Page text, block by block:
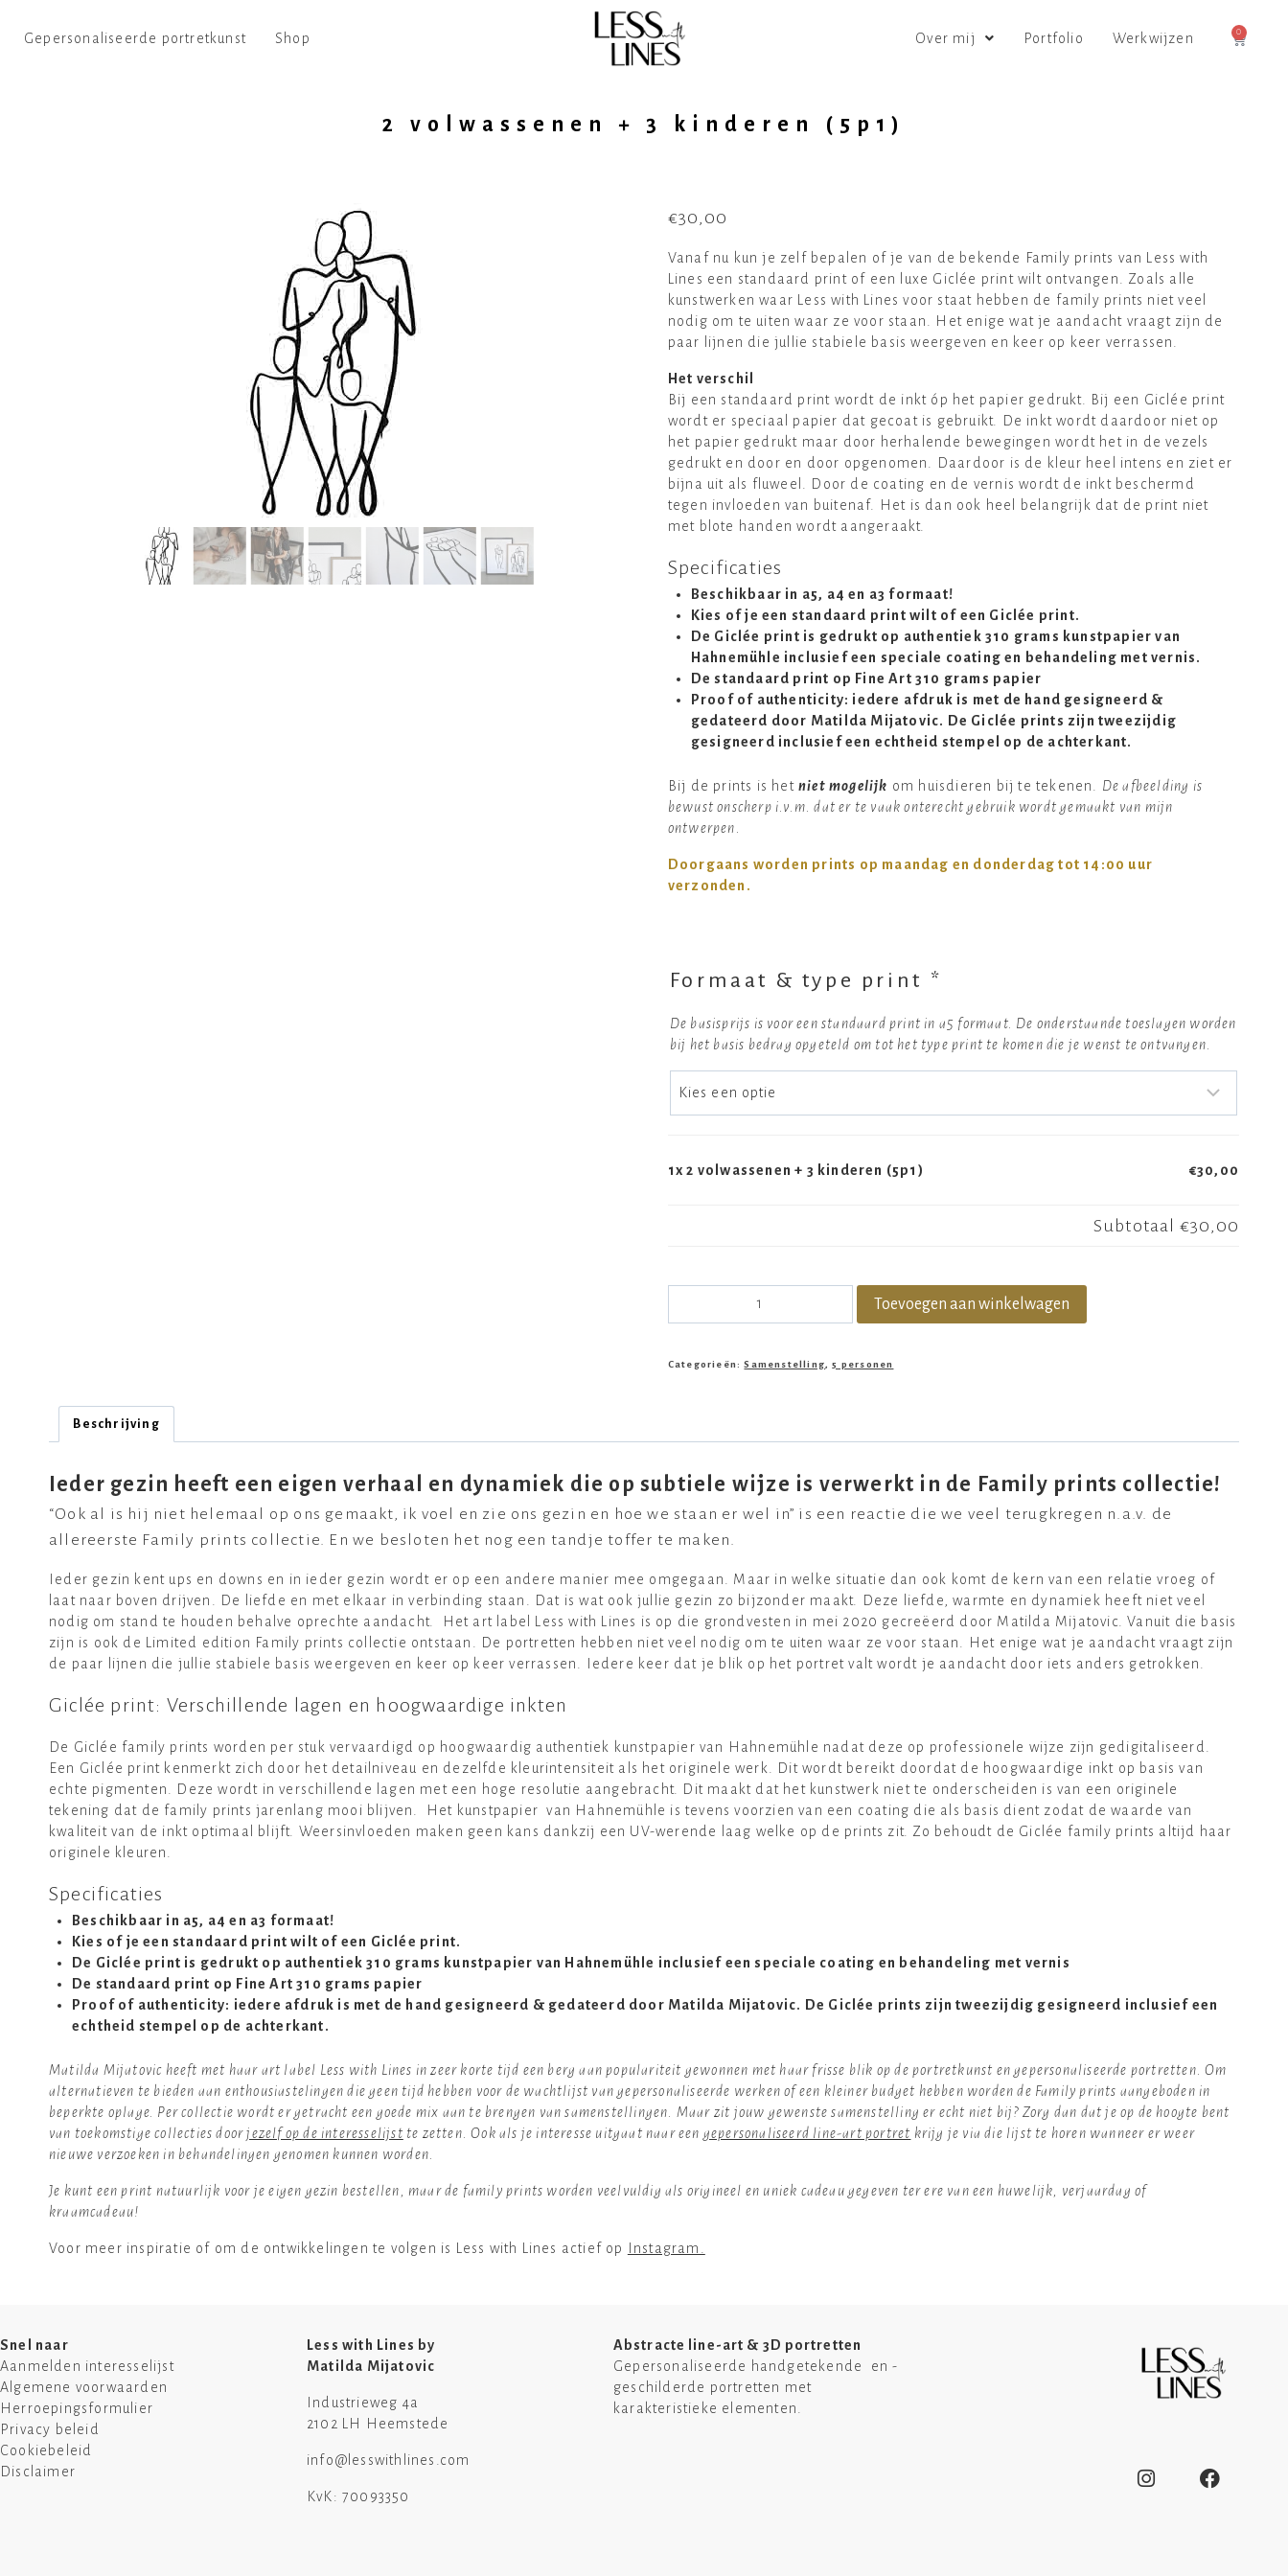
Gepersonaliseerde portretkunst Shop Over mij Portfolio Werkwijzen 0
2 volwassenen + 3 kinderen (5p1)
€30,00
Vanaf nu kun je zelf bepalen of je van de bekende Family prints van Less with
Lines een standaard print of een luxe Giclée print wilt ontvangen. Zoals alle
kunstwerken waar Less with Lines voor staat hebben de family prints niet veel
nodig om te uiten waar ze voor staan. Het enige wat je aandacht vraagt zijn de
paar lijnen die jullie stabiele basis weergeven en keer op keer verrassen.
Het verschil
Bij een standaard print wordt de inkt óp het papier gedrukt. Bij een Giclée print
wordt er speciaal papier dat gecoat is gebruikt. De inkt wordt daardoor niet op
het papier gedrukt maar door herhalende bewegingen wordt het in de vezels
gedrukt en door en door opgenomen. Daardoor is de kleur heel intens en ziet er
bijna uit als fluweel. Door de coating en de vernis wordt de inkt beschermd
tegen invloeden van buitenaf. Het is dan ook heel belangrijk dat de print niet
met blote handen wordt aangeraakt.
Specificaties
Beschikbaar in a5, a4 en a3 formaat!
Kies of je een standaard print wilt of een Giclée print.
De Giclée print is gedrukt op authentiek 310 grams kunstpapier van
Hahnemühle inclusief een speciale coating en behandeling met vernis.
De standaard print op Fine Art 310 grams papier
Proof of authenticity: iedere afdruk is met de hand gesigneerd &
gedateerd door Matilda Mijatovic. De Giclée prints zijn tweezijdig
gesigneerd inclusief een echtheid stempel op de achterkant.
Bij de prints is hetniet mogelijk om huisdieren bij te tekenen. De afbeelding is
bewust onscherp i.v.m. dat er te vaak onterecht gebruik wordt gemaakt van mijn
ontwerpen.
Doorgaans worden prints op maandag en donderdag tot 14:00 uur
verzonden.
Formaat & type print *
De basisprijs is voor een standaard print in a5 formaat. De onderstaande toeslagen worden
bij het basis bedrag opgeteld om tot het type print te komen die je wenst te ontvangen.
1x2 volwassenen + 3 kinderen (5p1) €30,00
Subtotaal €30,00
Toevoegen aan winkelwagen
Categorieën:Samenstelling,5 personen
Beschrijving
Ieder gezin heeft een eigen verhaal en dynamiek die op subtiele wijze is verwerkt in de Family prints collectie!
“Ook al is hij niet helemaal op ons gemaakt, ik voel en zie ons gezin en hoe we staan er wel in” is een reactie die we veel terugkregen n.a.v. de
allereerste Family prints collectie. En we besloten het nog een tandje toffer te maken.
Ieder gezin kent ups en downs en in ieder gezin wordt er op een andere manier mee omgegaan. Maar in welke situatie dan ook komt de kern van een relatie vroeg of
laat naar boven drijven. De liefde en met elkaar in verbinding staan. Dat is wat ook jullie gezin zo bijzonder maakt. Deze liefde, warmte en dynamiek heeft niet veel
nodig om stand te houden behalve oprechte aandacht. Het art label Less with Lines is op die grondvesten in mei 2020 gecreëerd door Matilda Mijatovic. Vanuit die basis
zijn is ook de Limited edition Family prints collectie ontstaan. De portretten hebben niet veel nodig om te uiten waar ze voor staan. Het enige wat je aandacht vraagt zijn
de paar lijnen die jullie stabiele basis weergeven en keer op keer verrassen. Iedere keer dat je blik op het portret valt wordt je aandacht door iets anders getrokken.
Giclée print: Verschillende lagen en hoogwaardige inkten
De Giclée family prints worden per stuk vervaardigd op hoogwaardig authentiek kunstpapier van Hahnemühle nadat deze op professionele wijze zijn gedigitaliseerd.
Een Giclée print kenmerkt zich door het detailniveau en dezelfde kleurintensiteit als het originele werk. Dit wordt bereikt doordat de hoogwaardige inkt op basis van
echte pigmenten. Deze wordt in verschillende lagen met een hoge resolutie aangebracht. Dit maakt dat het kunstwerk niet te onderscheiden is van een originele
tekening dat de family prints jarenlang mooi blijven. Het kunstpapier van Hahnemühle is tevens voorzien van een coating die als basis dient zodat de waarde van
kwaliteit van de inkt optimaal blijft. Weersinvloeden maken geen kans dankzij een UV-werende laag welke op de prints zit. Zo behoudt de Giclée family prints altijd haar
originele kleuren.
Specificaties
Beschikbaar in a5, a4 en a3 formaat!
Kies of je een standaard print wilt of een Giclée print.
De Giclée print is gedrukt op authentiek 310 grams kunstpapier van Hahnemühle inclusief een speciale coating en behandeling met vernis
De standaard print op Fine Art 310 grams papier
Proof of authenticity: iedere afdruk is met de hand gesigneerd & gedateerd door Matilda Mijatovic. De Giclée prints zijn tweezijdig gesigneerd inclusief een
echtheid stempel op de achterkant.
Matilda Mijatovic heeft met haar art label Less with Lines in zeer korte tijd een berg aan populariteit gewonnen met haar frisse blik op de portretkunst en gepersonaliseerde portretten. Om
alternatieven te bieden aan enthousiastelingen die geen tijd hebben voor de wachtlijst van gepersonaliseerde werken of een kleiner budget hebben worden de Family prints aangeboden in
beperkte oplage. Per collectie wordt er getracht een goede mix aan te brengen van samenstellingen. Maar zit jouw gewenste samenstelling er echt niet bij? Zorg dan dat je op de hoogte bent
van toekomstige collecties doorjezelf op de interesselijst te zetten. Ook als je interesse uitgaat naar een gepersonaliseerd line-art portret krijg je via die lijst te horen wanneer er weer
nieuwe verzoeken in behandelingen genomen kunnen worden.
Je kunt een print natuurlijk voor je eigen gezin bestellen, maar de family prints worden veelvuldig als origineel en uniek cadeau gegeven ter ere van een huwelijk, verjaardag of
kraamcadeau!
Voor meer inspiratie of om de ontwikkelingen te volgen is Less with Lines actief op Instagram.
Snel naar
Aanmelden interesselijst
Algemene voorwaarden
Herroepingsformulier
Privacy beleid
Cookiebeleid
Disclaimer
Less with Lines by
Matilda Mijatovic
Industrieweg 4a
2102 LH Heemstede
info@lesswithlines.com
KvK: 70093350
Abstracte line-art & 3D portretten
Gepersonaliseerde handgetekende en -
geschilderde portretten met
karakteristieke elementen.